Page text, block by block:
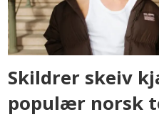
Skildrer skeiv
populær norsk